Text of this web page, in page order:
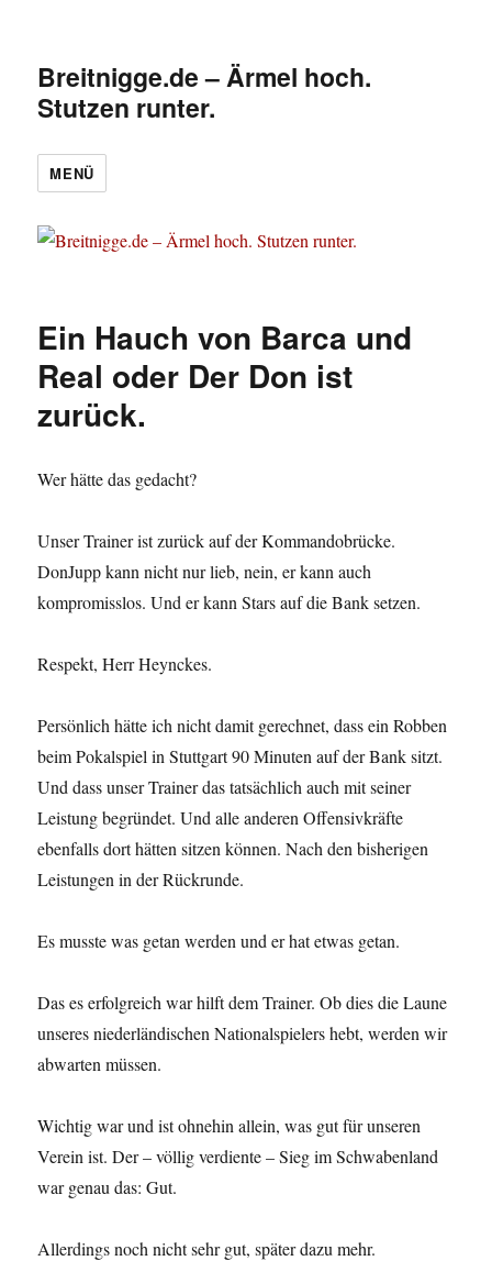
Breitnigge.de – Ärmel hoch.
Stutzen runter.
MENÜ
Ein Hauch von Barca und
Real oder Der Don ist
zurück.
Wer hätte das gedacht?
Unser Trainer ist zurück auf der Kommandobrücke.
DonJupp kann nicht nur lieb, nein, er kann auch
kompromisslos. Und er kann Stars auf die Bank setzen.
Respekt, Herr Heynckes.
Persönlich hätte ich nicht damit gerechnet, dass ein Robben
beim Pokalspiel in Stuttgart 90 Minuten auf der Bank sitzt.
Und dass unser Trainer das tatsächlich auch mit seiner
Leistung begründet. Und alle anderen Offensivkräfte
ebenfalls dort hätten sitzen können. Nach den bisherigen
Leistungen in der Rückrunde.
Es musste was getan werden und er hat etwas getan.
Das es erfolgreich war hilft dem Trainer. Ob dies die Laune
unseres niederländischen Nationalspielers hebt, werden wir
abwarten müssen.
Wichtig war und ist ohnehin allein, was gut für unseren
Verein ist. Der – völlig verdiente – Sieg im Schwabenland
war genau das: Gut.
Allerdings noch nicht sehr gut, später dazu mehr.